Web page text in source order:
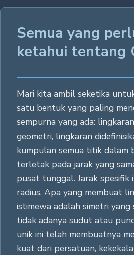
Semua yang
ketahui tentang
Mari kita ambil seketika
satu bentuk yang paling
sempurna yang ada:
geometri, lingkaran
kumpulan semua titik dalam
terletak pada jarak yang
pusat tunggal. Jarak spesifik
radius. Apa yang membuat
istimewa adalah simetri yang
tidak adanya sudut atau
unik ini telah membuatnya
kuat dari persatuan,